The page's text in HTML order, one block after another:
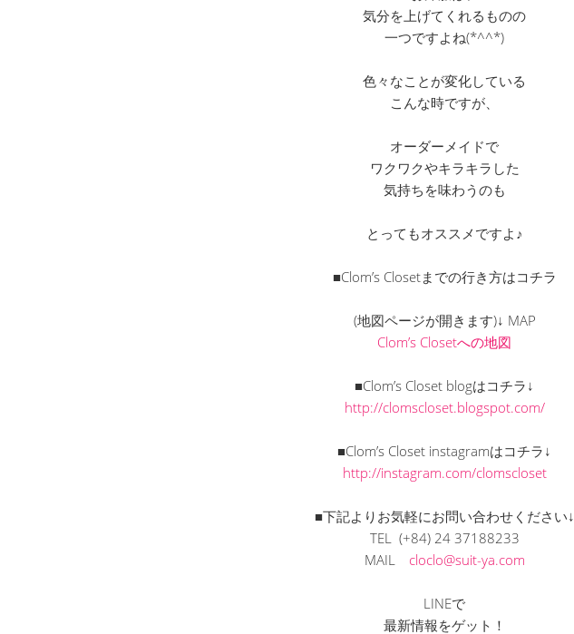
気分を上げてくれるものの
一つですよね(*^^*)
色々なことが変化している
こんな時ですが、
オーダーメイドで
ワクワクやキラキラした
気持ちを味わうのも
とってもオススメですよ♪
■Clom’s Closetまでの行き方はコチラ
(地図ページが開きます)↓ MAP
Clom’s Closetへの地図
■Clom’s Closet blogはコチラ↓
http://clomscloset.blogspot.com/
■Clom’s Closet instagramはコチラ↓
http://instagram.com/clomscloset
■下記よりお気軽にお問い合わせください↓
TEL (+84) 24 37188233
MAIL cloclo@suit-ya.com
LINEで
最新情報をゲット！